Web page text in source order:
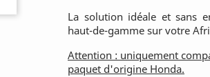
La solution idéale et sans
haut-de-gamme sur votre
Attention : uniquement
paquet d'origine Honda.